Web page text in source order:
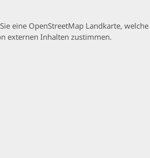
eine OpenStreetMap Landkarte,
externen Inhalten zustimmen.